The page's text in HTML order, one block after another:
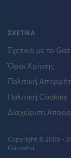
ΣΧΕΤΙΚΑ
Σχετικά με το
Όροι Χρήσης
Πολιτική
Πολιτική Cookies
Διαχείριση
Copyright © 2008 -
Gazzetta